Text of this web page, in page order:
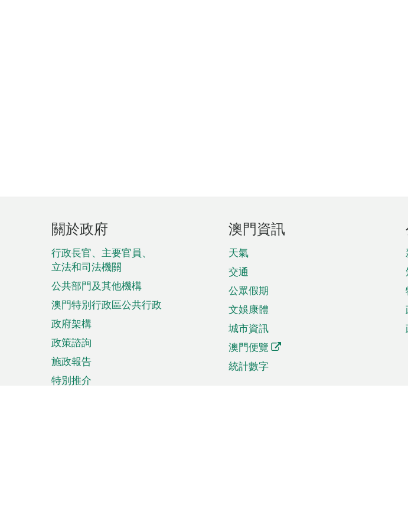
頁
腳
菜
單
關於政府
行政長官、主要官員、
立法和司法機關
公共部門及其他機構
澳門特別行政區公共行政
政府架構
政策諮詢
施政報告
特別推介
澳門資訊
天氣
交通
公眾假期
文娛康體
城市資訊
澳門便覽
統計數字